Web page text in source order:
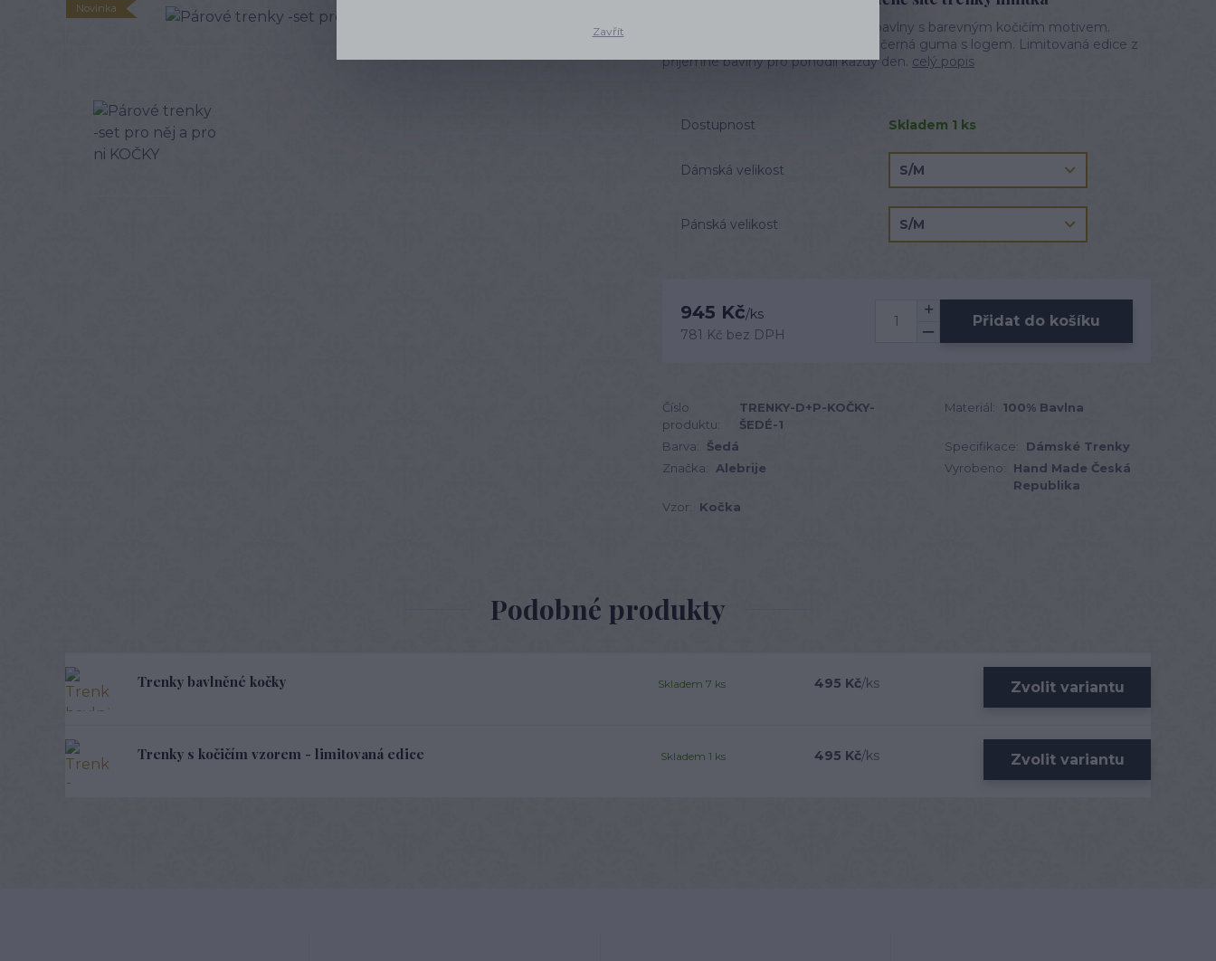
Novinka
Ručně šité párové trenky z 100% bavlny s barevným kočičím motivem.
Originální knoflíčky, barevné nitě a černá guma s logem. Limitovaná edice z
příjemné bavlny pro pohodlí každý den. celý popis
Dostupnost Skladem 1 ks
Dámská velikost
Pánská velikost
945 Kč/ks
781 Kč bez DPH
Přidat do košíku
Číslo
produktu:
TRENKY-D+P-KOČKY-
ŠEDÉ-1
Materiál: 100% Bavlna
Barva: Šedá Specifikace:
Dámské Trenky
Značka:
Alebrije Vyrobeno:
Hand Made Česká
Republika
Vzor:
Kočka
Podobné produkty
Trenky bavlněné kočky 495 Kč/ks
Skladem 7 ks Zvolit variantu
Trenky s kočičím vzorem - limitovaná edice 495 Kč/ks
Skladem 1 ks Zvolit variantu
Zavřít